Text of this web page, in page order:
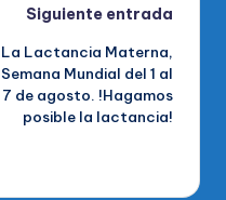
Siguiente entrada
La Lactancia Materna,
Semana Mundial del 1 al
7 de agosto. !Hagamos
posible la lactancia!